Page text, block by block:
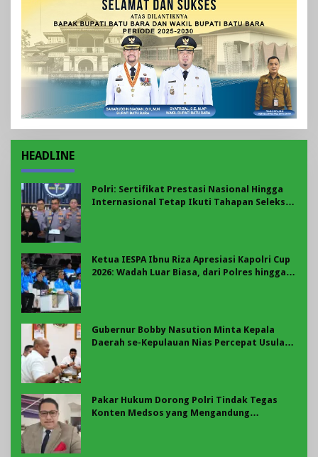
HEADLINE
Polri: Sertifikat Prestasi Nasional Hingga
Internasional Tetap Ikuti Tahapan Seleksi
Ketua IESPA Ibnu Riza Apresiasi Kapolri Cup
2026: Wadah Luar Biasa, dari Polres hingga
Gubernur Bobby Nasution Minta Kepala
Daerah se-Kepulauan Nias Percepat Usulan
Pakar Hukum Dorong Polri Tindak Tegas
Konten Medsos yang Mengandung